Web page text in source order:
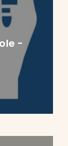
-